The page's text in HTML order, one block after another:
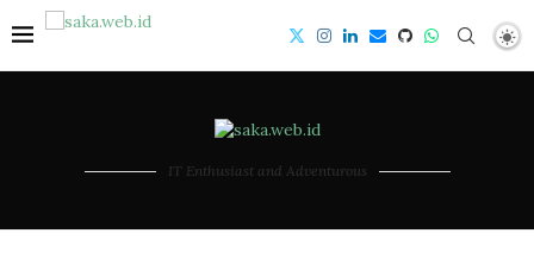
IT Enthusiast and Adventurous